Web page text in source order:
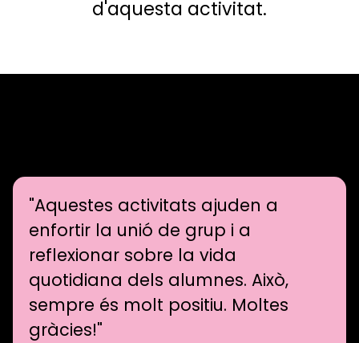
d'aquesta activitat.
"Aquestes activitats ajuden a
enfortir la unió de grup i a
reflexionar sobre la vida
quotidiana dels alumnes. Això,
sempre és molt positiu. Moltes
gràcies!"